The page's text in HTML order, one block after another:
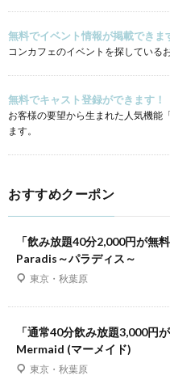
無料でイベント情報が掲載できま
コンカフェのイベントを探している
無料でキャスト登録ができます！
お客様の要望から生まれた人気機能
ます。
おすすめクーポン
「飲み放題40分2,000円が無
Paradis～パラディス～
東京・秋葉原
「通常40分飲み放題3,000円
Mermaid (マーメイド)
東京・秋葉原